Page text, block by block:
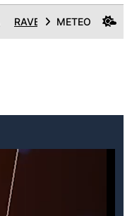
RAVENNA CRONACA
METEO